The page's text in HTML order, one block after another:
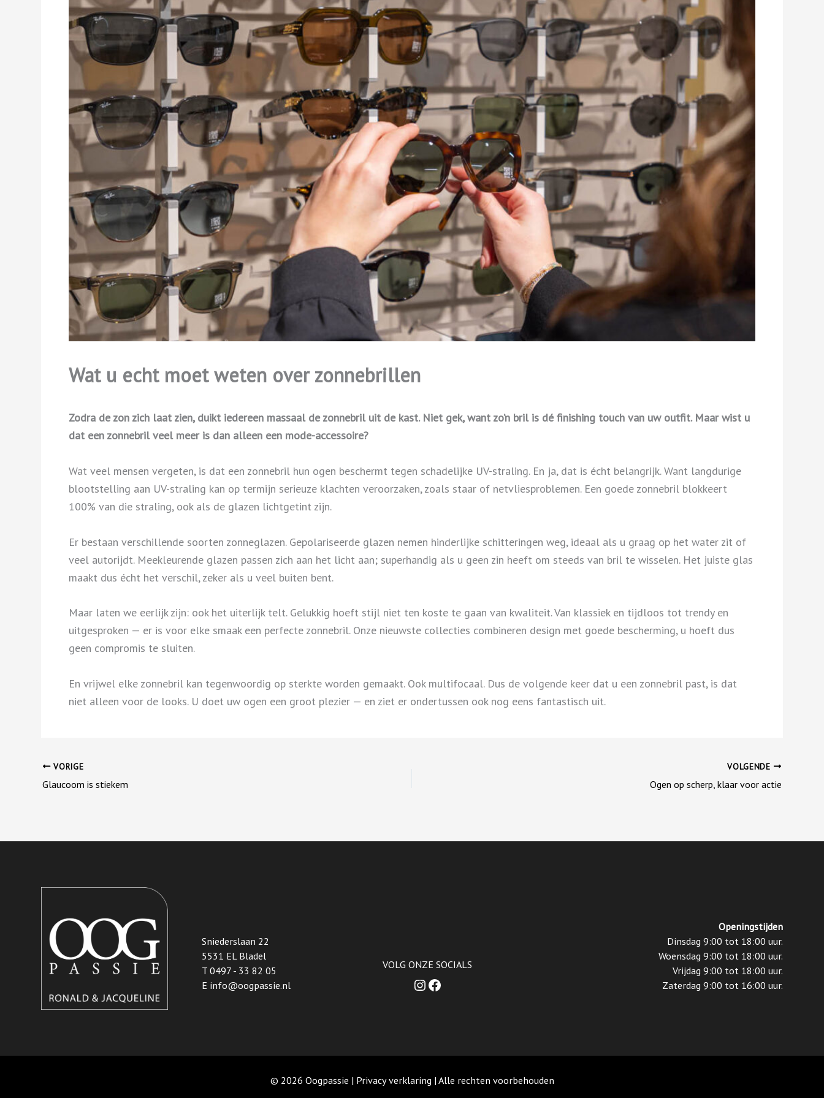
Wat u echt moet weten over zonnebrillen
Zodra de zon zich laat zien, duikt iedereen massaal de zonnebril uit de kast. Niet gek, want zo’n bril is dé finishing touch van uw outfit. Maar wist u
dat een zonnebril veel meer is dan alleen een mode-accessoire?
Wat veel mensen vergeten, is dat een zonnebril hun ogen beschermt tegen schadelijke UV-straling. En ja, dat is écht belangrijk. Want langdurige
blootstelling aan UV-straling kan op termijn serieuze klachten veroorzaken, zoals staar of netvliesproblemen. Een goede zonnebril blokkeert
100% van die straling, ook als de glazen lichtgetint zijn.
Er bestaan verschillende soorten zonneglazen. Gepolariseerde glazen nemen hinderlijke schitteringen weg, ideaal als u graag op het water zit of
veel autorijdt. Meekleurende glazen passen zich aan het licht aan; superhandig als u geen zin heeft om steeds van bril te wisselen. Het juiste glas
maakt dus écht het verschil, zeker als u veel buiten bent.
Maar laten we eerlijk zijn: ook het uiterlijk telt. Gelukkig hoeft stijl niet ten koste te gaan van kwaliteit. Van klassiek en tijdloos tot trendy en
uitgesproken — er is voor elke smaak een perfecte zonnebril. Onze nieuwste collecties combineren design met goede bescherming, u hoeft dus
geen compromis te sluiten.
En vrijwel elke zonnebril kan tegenwoordig op sterkte worden gemaakt. Ook multifocaal. Dus de volgende keer dat u een zonnebril past, is dat
niet alleen voor de looks. U doet uw ogen een groot plezier — en ziet er ondertussen ook nog eens fantastisch uit.
VORIGE
Glaucoom is stiekem
VOLGENDE
Ogen op scherp, klaar voor actie
Sniederslaan 22
5531 EL Bladel
T 0497 - 33 82 05
E info@oogpassie.nl
VOLG ONZE SOCIALS
Instagram
Facebook
Openingstijden
Dinsdag 9:00 tot 18:00 uur.
Woensdag 9:00 tot 18:00 uur.
Vrijdag 9:00 tot 18:00 uur.
Zaterdag 9:00 tot 16:00 uur.
© 2026 Oogpassie | Privacy verklaring | Alle rechten voorbehouden